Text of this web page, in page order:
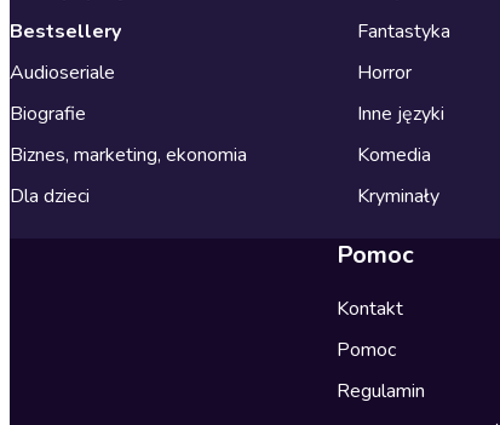
Bestsellery
Audioseriale
Biografie
Biznes, marketing, ekonomia
Dla dzieci
Fantastyka
Horror
Inne języki
Komedia
Kryminały
Pomoc
Kontakt
Pomoc
Regulamin